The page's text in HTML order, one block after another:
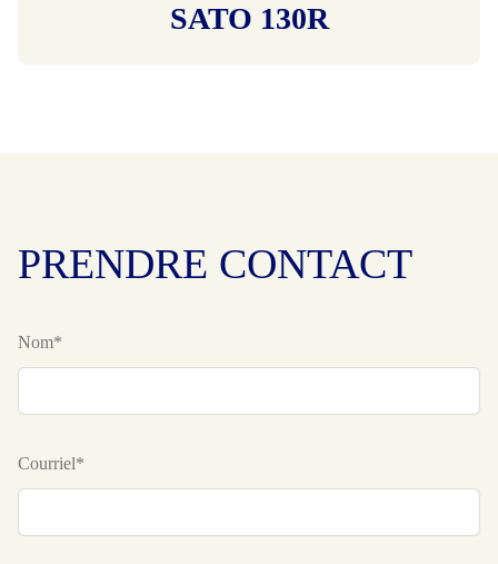
SATO 130R
PRENDRE CONTACT
Nom*
Courriel*